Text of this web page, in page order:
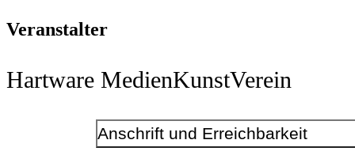
Veranstalter
Hartware MedienKunstVerein
Anschrift und Erreichbarkeit